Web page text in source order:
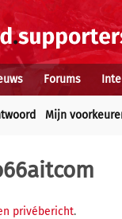
Forums
Mijn
privébericht.